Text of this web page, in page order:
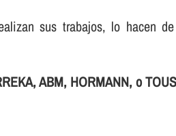
sus trabajos, lo hacen
ABM, HORMANN, o